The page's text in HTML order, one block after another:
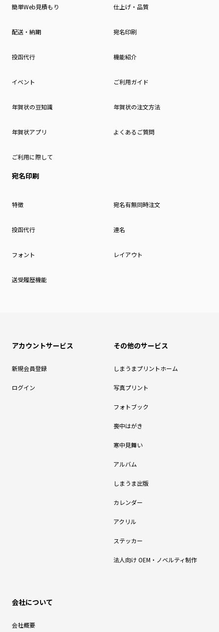
簡単Web見積もり 仕上げ・品質
配送・納期 宛名印刷
投函代行 機能紹介
イベント ご利用ガイド
年賀状の豆知識 年賀状の注文方法
年賀状アプリ よくあるご質問
ご利用に際して
宛名印刷
特徴 宛名有無同時注文
投函代行 連名
フォント レイアウト
送受履歴機能
アカウントサービス
新規会員登録
ログイン
その他のサービス
しまうまプリントホーム
写真プリント
フォトブック
喪中はがき
寒中見舞い
アルバム
しまうま出版
カレンダー
アクリル
ステッカー
法人向け OEM・ノベルティ制作
会社について
会社概要